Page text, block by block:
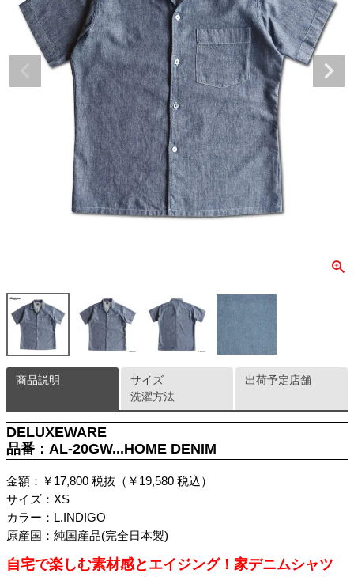
商品説明
DELUXEWARE
品番：AL-20GW...HOME DENIM
金額：￥17,800 税抜（￥19,580 税込）
サイズ：XS
カラー：L.INDIGO
原産国：純国産品(完全日本製)
自宅で楽しむ素材感とエイジング！家デニムシャツ
サイズ
洗濯方法
出荷予定店舗